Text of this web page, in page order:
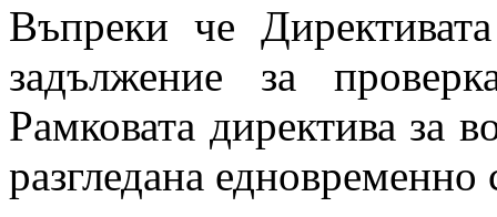
Въпреки че
задължение за
Рамковата директива за
разгледана